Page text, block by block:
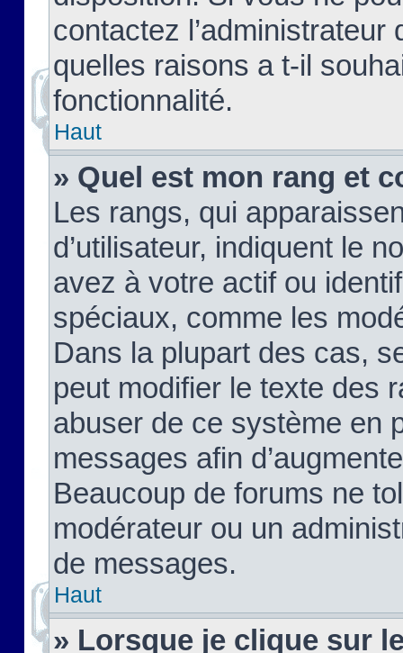
contactez
quelles raisons a t-il
fonctionnalité.
Haut
» Quel est mon rang et
Les rangs, qui
d’utilisateur, indiquent le
avez à votre actif ou
spéciaux, comme les
Dans la plupart des cas,
peut modifier le texte des
abuser de ce système en
messages afin
Beaucoup de forums ne
modérateur ou un
de messages.
Haut
» Lorsque je clique sur